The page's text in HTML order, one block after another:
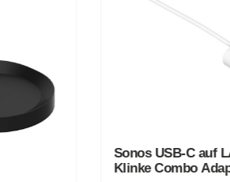
Sonos USB-C auf LAN &
Klinke Combo Adapter (weiß)